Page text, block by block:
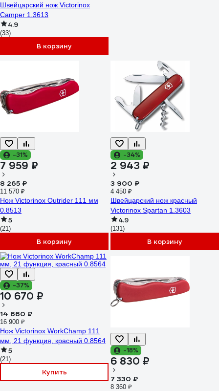
Швейцарский нож Victorinox
Camper 1.3613
4.9
(33)
В корзину
-31%
7 959 ₽
8 265 ₽
11 570 ₽
Нож Victorinox Outrider 111 мм
0.8513
5
(21)
В корзину
-34%
2 943 ₽
3 900 ₽
4 450 ₽
Швейцарский нож красный
Victorinox Spartan 1.3603
4.9
(131)
В корзину
-37%
10 670 ₽
14 660 ₽
16 900 ₽
Нож Victorinox WorkChamp 111
мм, 21 функция, красный 0.8564
5
(21)
Купить
-18%
6 830 ₽
7 330 ₽
8 360 ₽